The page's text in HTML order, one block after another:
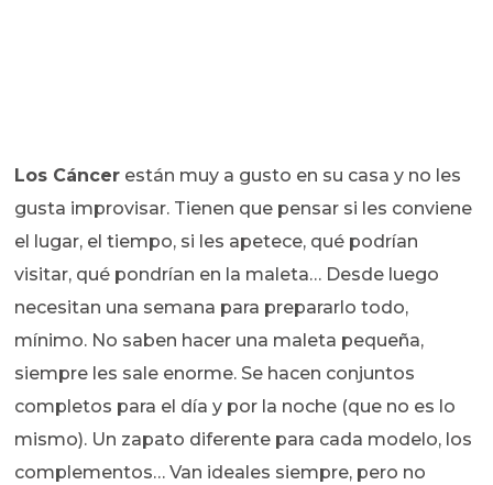
Los Cáncer están muy a gusto en su casa y no les
gusta improvisar. Tienen que pensar si les conviene
el lugar, el tiempo, si les apetece, qué podrían
visitar, qué pondrían en la maleta… Desde luego
necesitan una semana para prepararlo todo,
mínimo. No saben hacer una maleta pequeña,
siempre les sale enorme. Se hacen conjuntos
completos para el día y por la noche (que no es lo
mismo). Un zapato diferente para cada modelo, los
complementos… Van ideales siempre, pero no